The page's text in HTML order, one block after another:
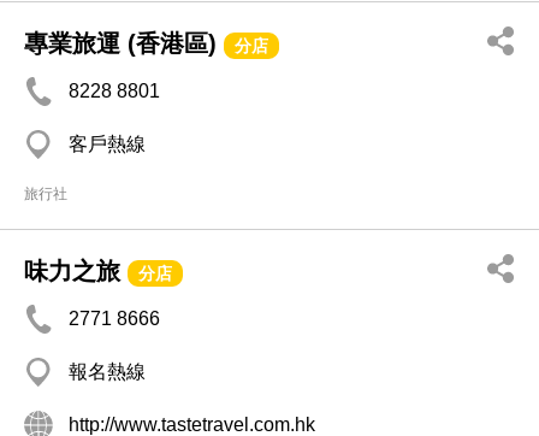
專業旅運 (香港區) 分店
8228 8801
客戶熱線
旅行社
味力之旅 分店
2771 8666
報名熱線
http://www.tastetravel.com.hk